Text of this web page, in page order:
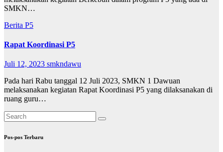
SMKN…
Berita P5
Rapat Koordinasi P5
Juli 12, 2023 smkndawu
Pada hari Rabu tanggal 12 Juli 2023, SMKN 1 Dawuan
melaksanakan kegiatan Rapat Koordinasi P5 yang dilaksanakan di
ruang guru…
Pos-pos Terbaru